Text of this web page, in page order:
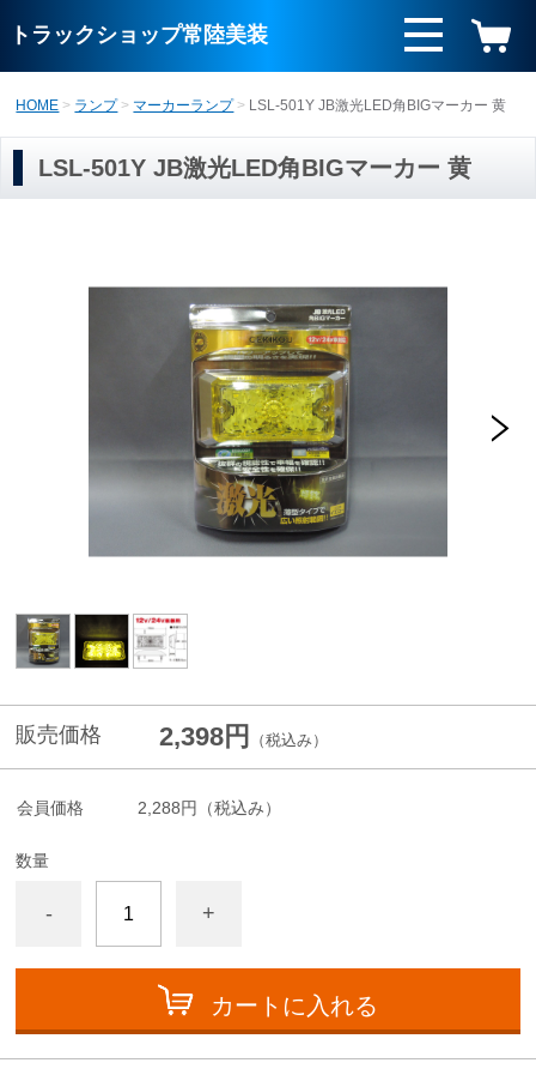
トラックショップ常陸美装
HOME ランプ マーカーランプ LSL-501Y JB激光LED角BIGマーカー 黄
LSL-501Y JB激光LED角BIGマーカー 黄
販売価格 2,398円 （税込み）
会員価格 2,288円 （税込み）
数量
- +
カートに入れる